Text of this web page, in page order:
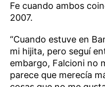
Fe cuando ambos
2007.
“Cuando estuve en
mi hijita, pero seguí
embargo, Falcioni no
parece que merecía